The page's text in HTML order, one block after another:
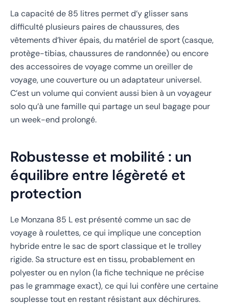
La capacité de 85 litres permet d’y glisser sans
difficulté plusieurs paires de chaussures, des
vêtements d’hiver épais, du matériel de sport (casque,
protège-tibias, chaussures de randonnée) ou encore
des accessoires de voyage comme un oreiller de
voyage, une couverture ou un adaptateur universel.
C’est un volume qui convient aussi bien à un voyageur
solo qu’à une famille qui partage un seul bagage pour
un week-end prolongé.
Robustesse et mobilité : un
équilibre entre légèreté et
protection
Le Monzana 85 L est présenté comme un sac de
voyage à roulettes, ce qui implique une conception
hybride entre le sac de sport classique et le trolley
rigide. Sa structure est en tissu, probablement en
polyester ou en nylon (la fiche technique ne précise
pas le grammage exact), ce qui lui confère une certaine
souplesse tout en restant résistant aux déchirures.